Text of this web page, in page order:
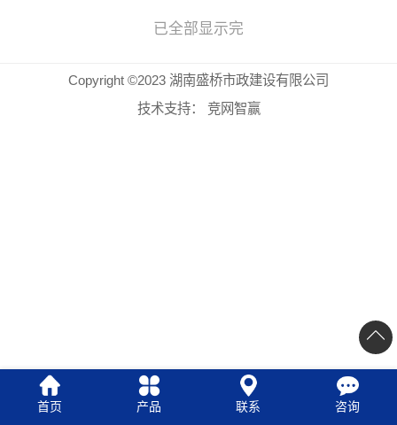
已全部显示完
首页 产品 联系 咨询
Copyright ©2023 湖南盛桥市政建设有限公司
技术支持：
竞网智赢